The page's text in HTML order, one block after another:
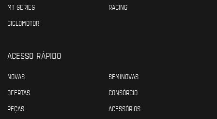
MT SERIES
RACING
CICLOMOTOR
ACESSO RÁPIDO
NOVAS
SEMINOVAS
OFERTAS
CONSÓRCIO
PEÇAS
ACESSÓRIOS